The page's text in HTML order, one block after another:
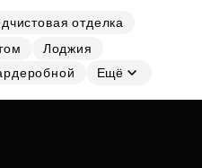
отделка
Лоджия
Ещё